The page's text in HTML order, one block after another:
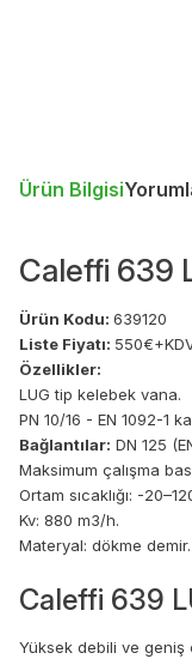
Ürün Bilgisi
Caleffi 639
Ürün Kodu: 639120
Liste Fiyatı:
Özellikler:
LUG tip kelebek vana.
PN 10/16 - EN 1092-1
Bağlantılar: DN 125
Maksimum çalışma
Ortam sıcaklığı: -
Kv: 880 m3/h.
Materyal: dökme demir.
Caleffi 639
Yüksek debili ve geniş